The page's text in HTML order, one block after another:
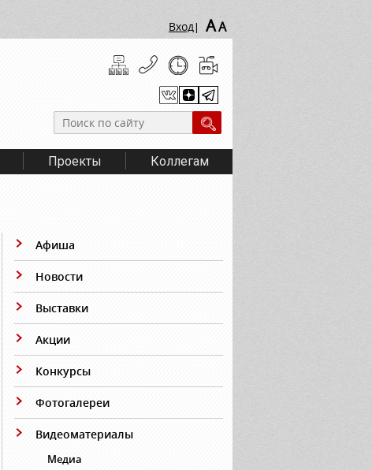
Вход| AA
Проекты Коллегам
Афиша
Новости
Выставки
Акции
Конкурсы
Фотогалереи
Видеоматериалы
Медиа